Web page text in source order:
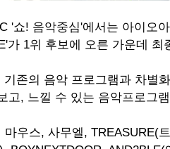
'쇼! 음악중심'에서는 아이오
가 1위 후보에 오른 가운데
존의 음악 프로그램과 차별
고, 느낄 수 있는 음악프로그
우스, 사무엘, TREASURE(